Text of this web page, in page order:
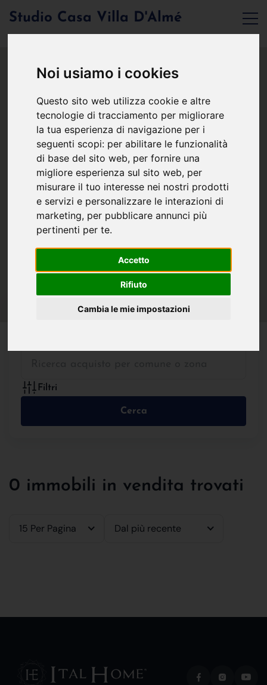
Noi usiamo i cookies
Questo sito web utilizza cookie e altre
tecnologie di tracciamento per migliorare
la tua esperienza di navigazione per i
seguenti scopi: per abilitare le funzionalità
di base del sito web, per fornire una
migliore esperienza sul sito web, per
misurare il tuo interesse nei nostri prodotti
e servizi e personalizzare le interazioni di
marketing, per pubblicare annunci più
pertinenti per te.
Accetto
Rifiuto
Cambia le mie impostazioni
Studio Casa Villa D'Almé
Filtri
Cerca
0 immobili in vendita trovati
15 Per Pagina Dal più recente